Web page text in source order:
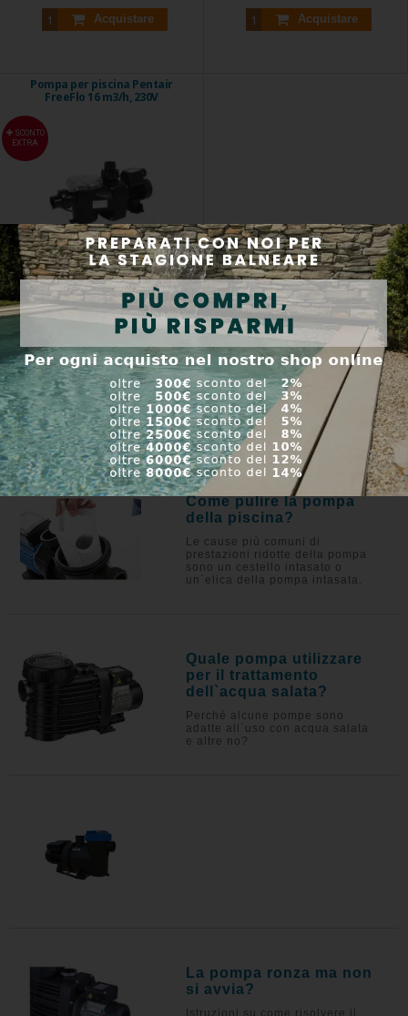
Acquistare Acquistare
Pompa per piscina Pentair
FreeFlo 16 m3/h, 230V
SCONTO
EXTRA
Le pompe Pentair FreeFlo sono
progettate ...
Codice prodotto:57FF016
380,00 €
Acquistare
Spedizione entro 24 ore
Come pulire la pompa
della piscina?
Le cause più comuni di
prestazioni ridotte della pompa
sono un cestello intasato o
un`elica della pompa intasata.
Quale pompa utilizzare
per il trattamento
dell`acqua salata?
Perché alcune pompe sono
adatte all`uso con acqua salata
e altre no?
La pompa ronza ma non
si avvia?
Istruzioni su come risolvere il